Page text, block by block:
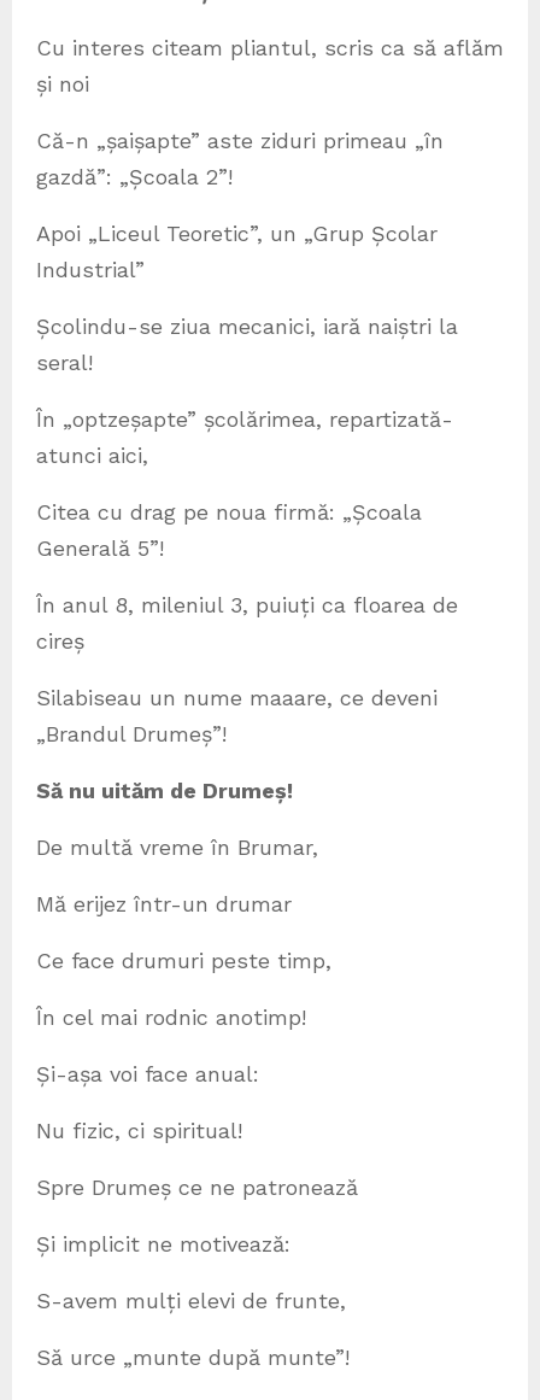
Cu interes citeam pliantul, scris ca să aflăm
și noi
Că-n „șaișapte” aste ziduri primeau „în
gazdă”: „Școala 2”!
Apoi „Liceul Teoretic”, un „Grup Școlar
Industrial”
Școlindu-se ziua mecanici, iară naiștri la
seral!
În „optzeșapte” școlărimea, repartizată-
atunci aici,
Citea cu drag pe noua firmă: „Școala
Generală 5”!
În anul 8, mileniul 3, puiuți ca floarea de
cireș
Silabiseau un nume maaare, ce deveni
„Brandul Drumeș”!
Să nu uităm de Drumeș!
De multă vreme în Brumar,
Mă erijez într-un drumar
Ce face drumuri peste timp,
În cel mai rodnic anotimp!
Și-așa voi face anual:
Nu fizic, ci spiritual!
Spre Drumeș ce ne patronează
Și implicit ne motivează:
S-avem mulți elevi de frunte,
Să urce „munte după munte”!